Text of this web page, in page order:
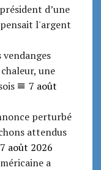
d’une
l'argent
vendanges
une
7 août
perturbé
attendus
7 août 2026
a